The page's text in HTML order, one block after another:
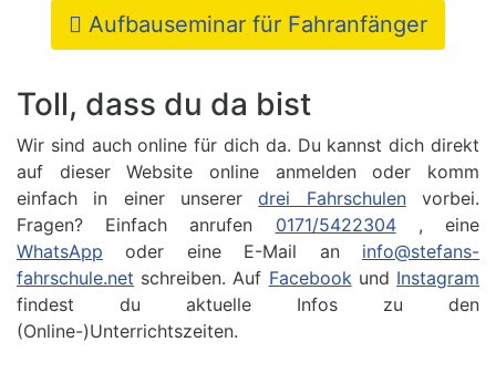
Aufbauseminar für Fahranfänger
Toll, dass du da bist
Wir sind auch online für dich da. Du kannst dich direkt
auf dieser Website online anmelden oder komm
einfach in einer unsererdrei Fahrschulenvorbei.
Fragen? Einfach anrufen 0171/5422304, eine
WhatsApp oder eine E-Mail an info@stefans-
fahrschule.net schreiben. Auf Facebookund Instagram
findest du aktuelle Infos zu den
(Online-)Unterrichtszeiten.